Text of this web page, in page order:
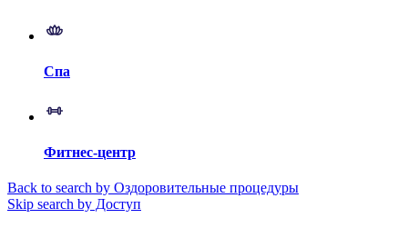
Спа
Фитнес-центр
Back to search by Оздоровительные процедуры
Skip search by Доступ